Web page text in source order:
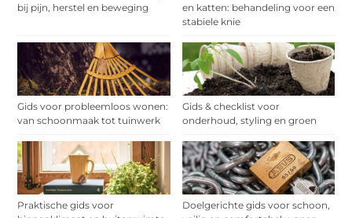
bij pijn, herstel en beweging
en katten: behandeling voor een
stabiele knie
Gids voor probleemloos wonen:
van schoonmaak tot tuinwerk
Gids & checklist voor
onderhoud, styling en groen
Praktische gids voor
Doelgerichte gids voor schoon,